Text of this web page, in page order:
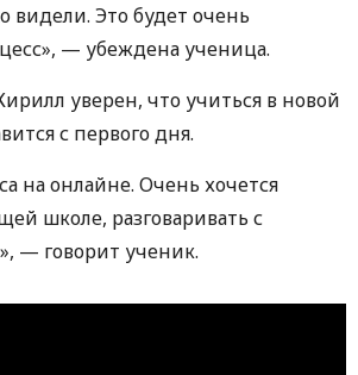
видели. Это будет очень
— убеждена ученица.
уверен, что учиться в новой
с первого дня.
на онлайне. Очень хочется
школе, разговаривать с
— говорит ученик.